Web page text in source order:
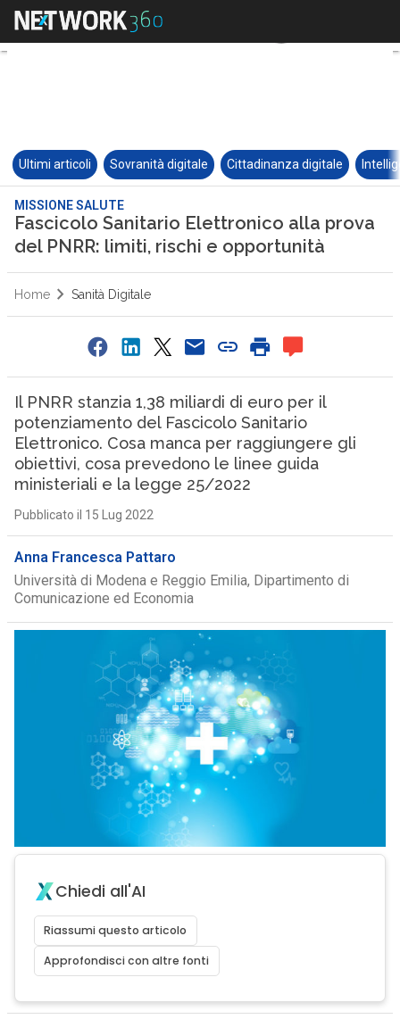
Ultimi articoli Sovranità digitale Cittadinanza digitale
MISSIONE SALUTE
Fascicolo Sanitario Elettronico alla prova
del PNRR: limiti, rischi e opportunità
Home Sanità Digitale
Il PNRR stanzia 1,38 miliardi di euro per il
potenziamento del Fascicolo Sanitario
Elettronico. Cosa manca per raggiungere gli
obiettivi, cosa prevedono le linee guida
ministeriali e la legge 25/2022
Pubblicato il 15 Lug 2022
Anna Francesca Pattaro
Università di Modena e Reggio Emilia, Dipartimento di
Comunicazione ed Economia
Chiedi all'AI
Riassumi questo articolo
Approfondisci con altre fonti